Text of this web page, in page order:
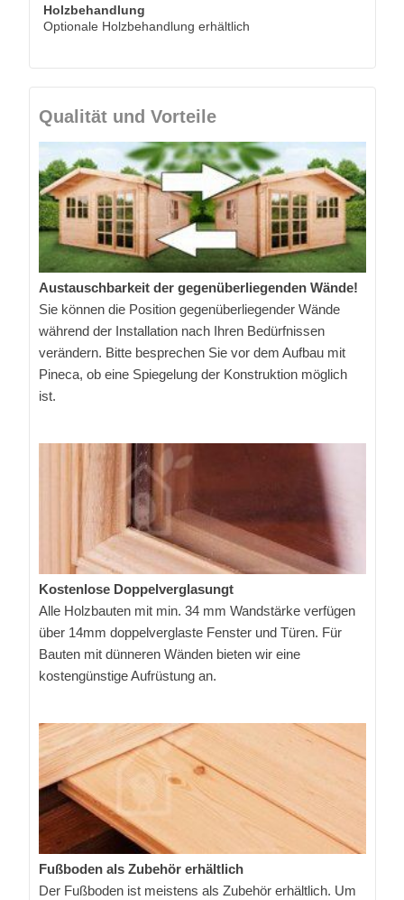
Holzbehandlung
Optionale Holzbehandlung erhältlich
Qualität und Vorteile
Austauschbarkeit der gegenüberliegenden Wände!
Sie können die Position gegenüberliegender Wände
während der Installation nach Ihren Bedürfnissen
verändern. Bitte besprechen Sie vor dem Aufbau mit
Pineca, ob eine Spiegelung der Konstruktion möglich
ist.
Kostenlose Doppelverglasungt
Alle Holzbauten mit min. 34 mm Wandstärke verfügen
über 14mm doppelverglaste Fenster und Türen. Für
Bauten mit dünneren Wänden bieten wir eine
kostengünstige Aufrüstung an.
Fußboden als Zubehör erhältlich
Der Fußboden ist meistens als Zubehör erhältlich. Um